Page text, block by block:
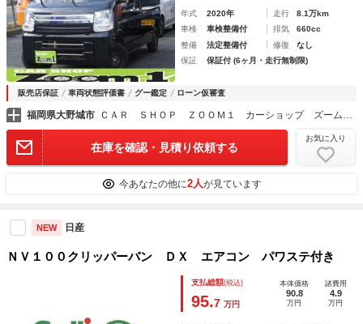
年式 2020年 走行
8.1万km
車検
車検整備付 排気
660cc
整備
法定整備付 修復
なし
保証
保証付 (6ヶ月・走行無制限)
販売店保証 車両状態評価書 グー鑑定 ローン仮審査
福岡県大野城市 ＣＡＲ ＳＨＯＰ ＺＯＯＭ１ カーショップ ズームワン
在庫を確認・見積り依頼する
お気に入り
今あなたの他に2人が見ています
NEW 日産
ＮＶ１００クリッパーバン ＤＸ エアコン パワステ付き
支払総額(税込)
95.7 万円
本体価格
90.8
万円
諸費用
4.9
万円